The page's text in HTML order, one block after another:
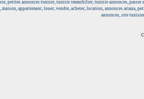
petites annonces tunisie, tunisie immobilier, tunisie annonces, passer
maison, appartement, louer, vendre, acheter, location, annonces ariana,
annonces, site